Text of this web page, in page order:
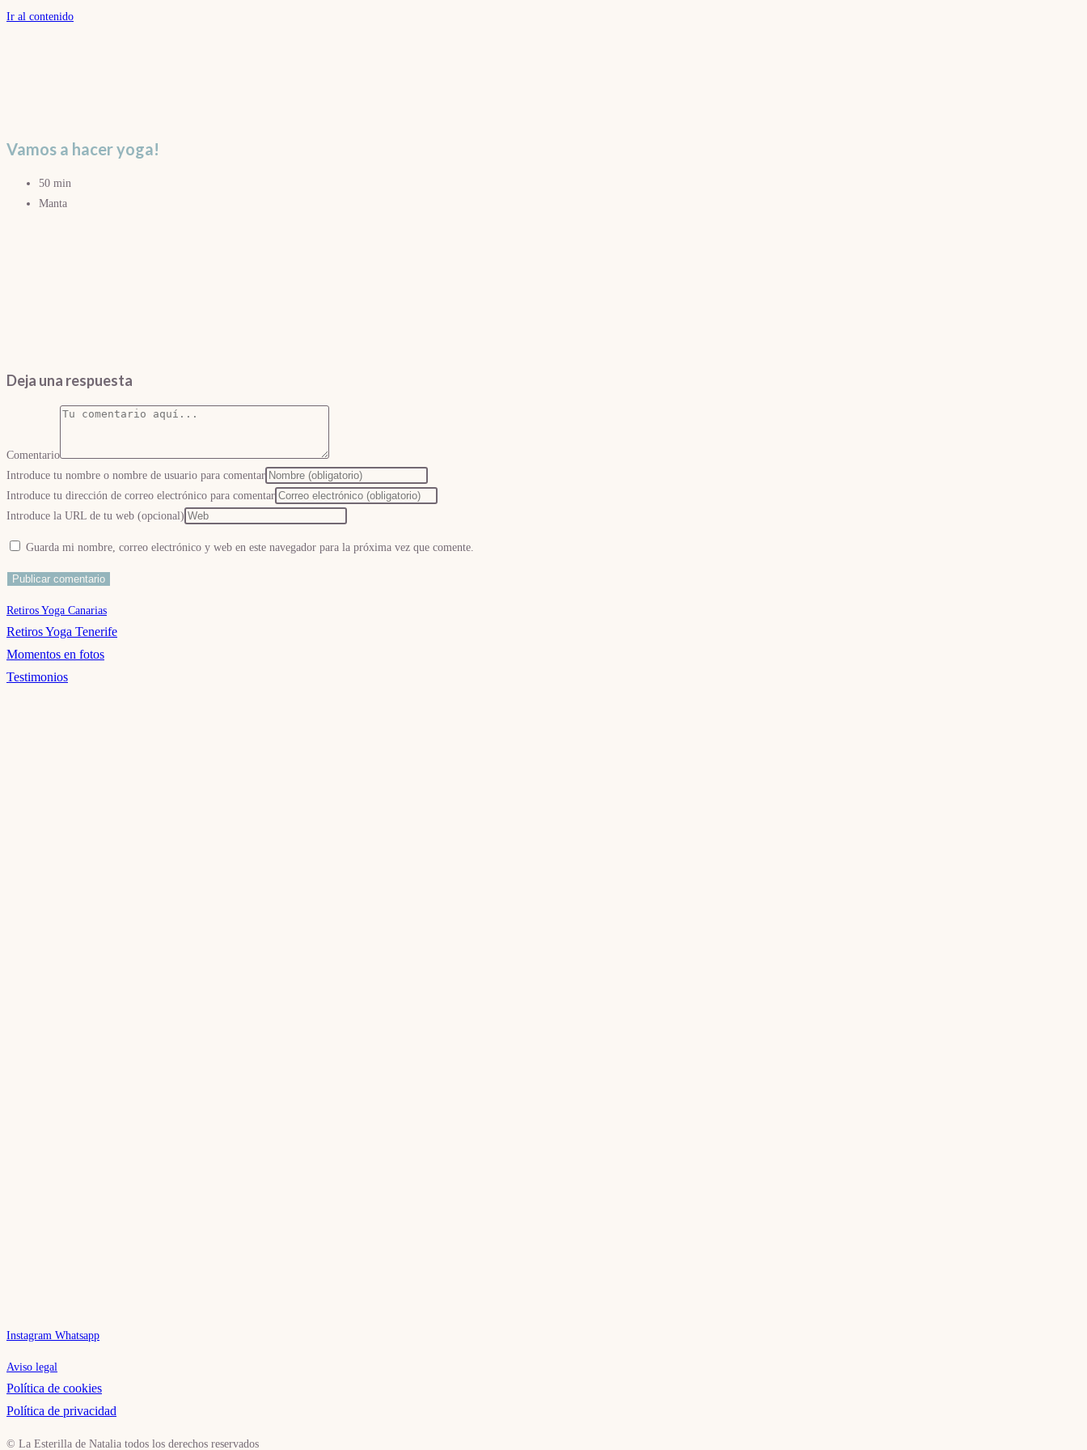
Ir al contenido
Vamos a hacer yoga!
50 min
Manta
Deja una respuesta
Comentario
Introduce tu nombre o nombre de usuario para comentar
Introduce tu dirección de correo electrónico para comentar
Introduce la URL de tu web (opcional)
Guarda mi nombre, correo electrónico y web en este navegador para la próxima vez que comente.
Retiros Yoga Canarias
Retiros Yoga Tenerife
Momentos en fotos
Testimonios
Instagram Whatsapp
Aviso legal
Política de cookies
Política de privacidad
© La Esterilla de Natalia todos los derechos reservados